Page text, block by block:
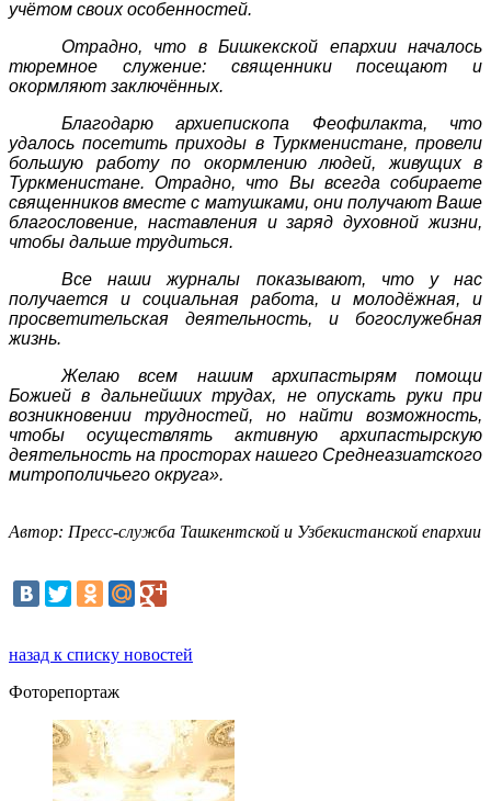
учётом своих особенностей.
Отрадно, что в Бишкекской епархии началось
тюремное служение: священники посещают и
окормляют заключённых.
Благодарю архиепископа Феофилакта, что
удалось посетить приходы в Туркменистане, провели
большую работу по окормлению людей, живущих в
Туркменистане. Отрадно, что Вы всегда собираете
священников вместе с матушками, они получают Ваше
благословение, наставления и заряд духовной жизни,
чтобы дальше трудиться.
Все наши журналы показывают, что у нас
получается и социальная работа, и молодёжная, и
просветительская деятельность, и богослужебная
жизнь.
Желаю всем нашим архипастырям помощи
Божией в дальнейших трудах, не опускать руки при
возникновении трудностей, но найти возможность,
чтобы осуществлять активную архипастырскую
деятельность на просторах нашего Среднеазиатского
митрополичьего округа».
Автор: Пресс-служба Ташкентской и Узбекистанской епархии
назад к списку новостей
Фоторепортаж